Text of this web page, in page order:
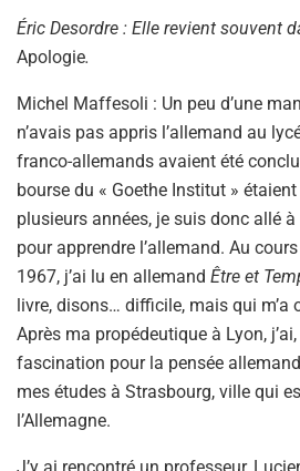
Éric Desordre : Elle revient souvent
Apologie.
Michel Maffesoli : Un peu d’une
n’avais pas appris l’allemand au
franco-allemands avaient été
bourse du « Goethe Institut »
plusieurs années, je suis donc allé
pour apprendre l’allemand. Au
1967, j’ai lu en allemand Être et
livre, disons… difficile, mais qui m’a
Après ma propédeutique à Lyon,
fascination pour la pensée
mes études à Strasbourg, ville qui
l’Allemagne.
J’y ai rencontré un professeur,